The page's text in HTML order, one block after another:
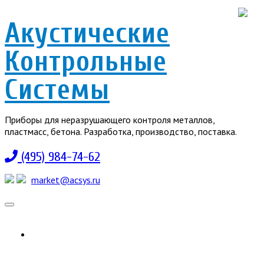
Акустические
Контрольные
Системы
Приборы для неразрушающего контроля металлов,
пластмасс, бетона. Разработка, производство, поставка.
(495) 984-74-62
market@acsys.ru
Toggle